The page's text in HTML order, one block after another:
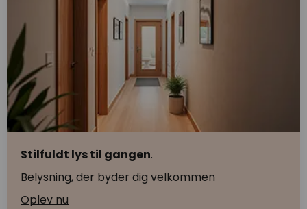
Stilfuldt lys til gangen.
Belysning, der byder dig velkommen
Oplev nu